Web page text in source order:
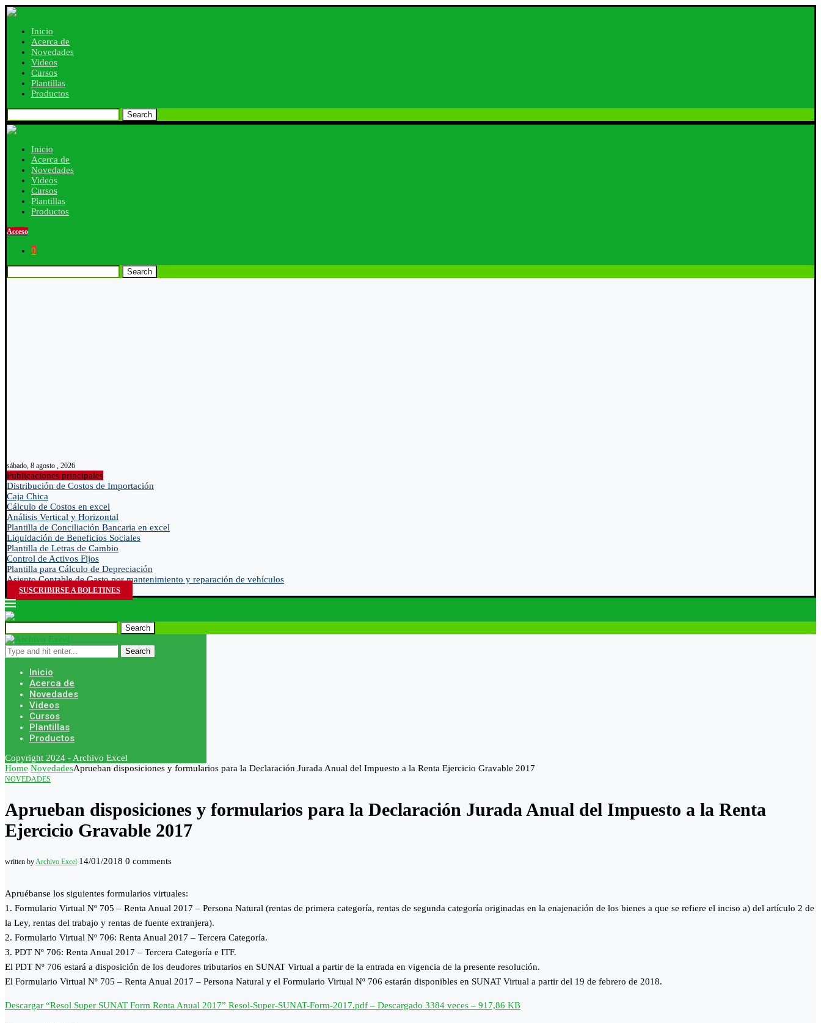
Inicio
Acerca de
Novedades
Videos
Cursos
Plantillas
Productos
Search
Inicio
Acerca de
Novedades
Videos
Cursos
Plantillas
Productos
Acceso
0
Search
sábado, 8 agosto , 2026
Publicaciones principales
Distribución de Costos de Importación
Caja Chica
Cálculo de Costos en excel
Análisis Vertical y Horizontal
Plantilla de Conciliación Bancaria en excel
Liquidación de Beneficios Sociales
Plantilla de Letras de Cambio
Control de Activos Fijos
Plantilla para Cálculo de Depreciación
Asiento Contable de Gasto por mantenimiento y reparación de vehículos
SUSCRIBIRSE A BOLETINES
Search
Search
Inicio
Acerca de
Novedades
Videos
Cursos
Plantillas
Productos
Copyright 2024 - Archivo Excel
Home NovedadesAprueban disposiciones y formularios para la Declaración Jurada Anual del Impuesto a la Renta Ejercicio Gravable 2017
NOVEDADES
Aprueban disposiciones y formularios para la Declaración Jurada Anual del Impuesto a la Renta
Ejercicio Gravable 2017
written by Archivo Excel 14/01/2018 0 comments
Apruébanse los siguientes formularios virtuales:
1. Formulario Virtual Nº 705 – Renta Anual 2017 – Persona Natural (rentas de primera categoría, rentas de segunda categoría originadas en la enajenación de los bienes a que se refiere el inciso a) del artículo 2 de
la Ley, rentas del trabajo y rentas de fuente extranjera).
2. Formulario Virtual Nº 706: Renta Anual 2017 – Tercera Categoría.
3. PDT Nº 706: Renta Anual 2017 – Tercera Categoría e ITF.
El PDT Nº 706 estará a disposición de los deudores tributarios en SUNAT Virtual a partir de la entrada en vigencia de la presente resolución.
El Formulario Virtual Nº 705 – Renta Anual 2017 – Persona Natural y el Formulario Virtual Nº 706 estarán disponibles en SUNAT Virtual a partir del 19 de febrero de 2018.
Descargar “Resol Super SUNAT Form Renta Anual 2017” Resol-Super-SUNAT-Form-2017.pdf – Descargado 3384 veces – 917,86 KB